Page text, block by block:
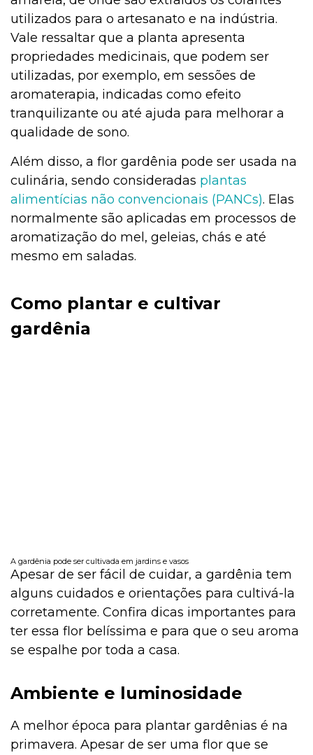
utilizados para o artesanato e na indústria.
Vale ressaltar que a planta apresenta
propriedades medicinais, que podem ser
utilizadas, por exemplo, em sessões de
aromaterapia, indicadas como efeito
tranquilizante ou até ajuda para melhorar a
qualidade de sono.
Além disso, a flor gardênia pode ser usada na
culinária, sendo consideradas plantas
alimentícias não convencionais (PANCs). Elas
normalmente são aplicadas em processos de
aromatização do mel, geleias, chás e até
mesmo em saladas.
Como plantar e cultivar
gardênia
A gardênia pode ser cultivada em jardins e vasos
Apesar de ser fácil de cuidar, a gardênia tem
alguns cuidados e orientações para cultivá-la
corretamente. Confira dicas importantes para
ter essa flor belíssima e para que o seu aroma
se espalhe por toda a casa.
Ambiente e luminosidade
A melhor época para plantar gardênias é na
primavera. Apesar de ser uma flor que se